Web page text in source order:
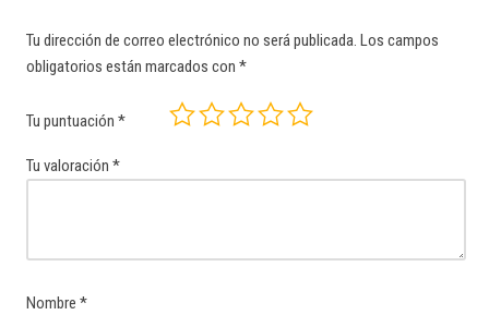
Tu dirección de correo electrónico no será publicada. Los campos
obligatorios están marcados con *
Tu puntuación *
Tu valoración *
Nombre *